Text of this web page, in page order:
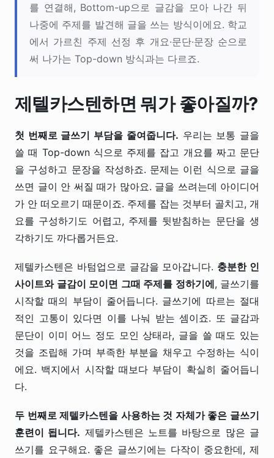
를 연결해, Bottom-up으로 글감을 모아 나간 뒤
나중에 주제를 발견해 글을 쓰는 방식이에요. 학교
에서 가르친 주제 선정 후 개요·문단·문장 순으로
써 나가는 Top-down 방식과는 다르죠.
제텔카스텐하면 뭐가 좋아질까?
첫 번째로 글쓰기 부담을 줄여줍니다. 우리는 보통 글을
쓸 때 Top-down 식으로 주제를 잡고 개요를 짜고 문단
을 구성하고 문장을 작성하죠. 문제는 이런 식으로 글을
쓰면 글이 안 써질 때가 많아요. 글을 쓰려는데 아이디어
가 안 떠오르기 때문이죠. 주제를 잡는 것부터 골치고, 개
요를 구성하기도 어렵고, 주제를 뒷받침하는 문단을 생
각하기도 까다롭거든요.
제텔카스텐은 바텀업으로 글감을 모아갑니다. 충분한 인
사이트와 글감이 모이면 그때 주제를 정하기에, 글쓰기를
시작할 때의 부담이 줄어듭니다. 글쓰기에 따르는 절대
적인 고통이 있다면 이를 나눠 받는 셈이죠. 또 글감과
문단이 이미 어느 정도 모인 상태라, 글을 쓸 때도 있는
것을 조립해 가며 부족한 부분을 채우고 수정하는 식이
에요. 백지에서 시작할 때보다 부담이 확실히 줄어듭니
다.
두 번째로 제텔카스텐을 사용하는 것 자체가 좋은 글쓰기
훈련이 됩니다. 제텔카스텐은 노트를 바탕으로 많은 글
쓰기를 요구해요. 좋은 글쓰기에는 다작이 중요한데, 제